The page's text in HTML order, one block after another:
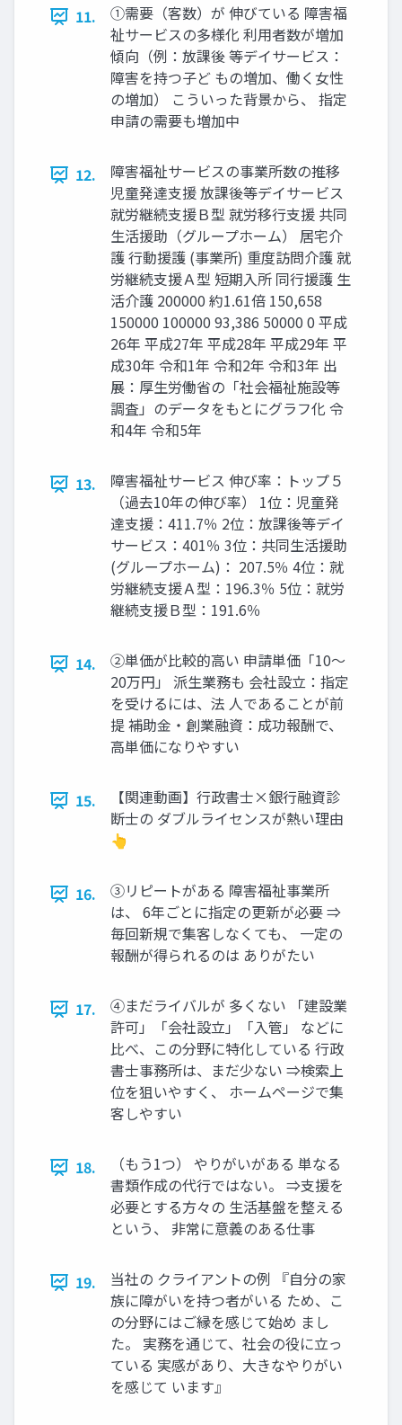
11.
①需要（客数）が 伸びている 障害福
祉サービスの多様化 利用者数が増加
傾向（例：放課後 等デイサービス：
障害を持つ子ど もの増加、働く女性
の増加） こういった背景から、 指定
申請の需要も増加中
12.
障害福祉サービスの事業所数の推移
児童発達支援 放課後等デイサービス
就労継続支援Ｂ型 就労移行支援 共同
生活援助（グループホーム） 居宅介
護 行動援護 (事業所) 重度訪問介護 就
労継続支援Ａ型 短期入所 同行援護 生
活介護 200000 約1.61倍 150,658
150000 100000 93,386 50000 0 平成
26年 平成27年 平成28年 平成29年 平
成30年 令和1年 令和2年 令和3年 出
展：厚生労働省の「社会福祉施設等
調査」のデータをもとにグラフ化 令
和4年 令和5年
13.
障害福祉サービス 伸び率：トップ５
（過去10年の伸び率） 1位：児童発
達支援：411.7％ 2位：放課後等デイ
サービス：401％ 3位：共同生活援助
(グループホーム)： 207.5％ 4位：就
労継続支援Ａ型：196.3％ 5位：就労
継続支援Ｂ型：191.6％
14.
②単価が比較的高い 申請単価「10～
20万円」 派生業務も 会社設立：指定
を受けるには、法 人であることが前
提 補助金・創業融資：成功報酬で、
高単価になりやすい
15.
【関連動画】行政書士×銀行融資診
断士の ダブルライセンスが熱い理由
👆️
16.
③リピートがある 障害福祉事業所
は、 6年ごとに指定の更新が必要 ⇒
毎回新規で集客しなくても、 一定の
報酬が得られるのは ありがたい
17.
④まだライバルが 多くない 「建設業
許可」「会社設立」「入管」 などに
比べ、この分野に特化している 行政
書士事務所は、まだ少ない ⇒検索上
位を狙いやすく、 ホームページで集
客しやすい
18.
（もう1つ） やりがいがある 単なる
書類作成の代行ではない。 ⇒支援を
必要とする方々の 生活基盤を整える
という、 非常に意義のある仕事
19.
当社の クライアントの例 『自分の家
族に障がいを持つ者がいる ため、こ
の分野にはご縁を感じて始め まし
た。 実務を通じて、社会の役に立っ
ている 実感があり、大きなやりがい
を感じて います』